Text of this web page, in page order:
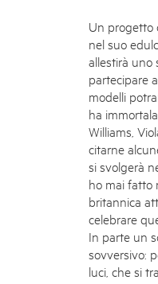
Un progetto
nel suo
allestirà uno
partecipare
modelli
ha
Williams,
citarne
si svolgerà
ho mai fatto
britannica
celebrare
In parte un
sovversivo:
luci, che si